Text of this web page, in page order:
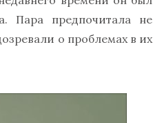
Пара предпочитала не
о проблемах в их